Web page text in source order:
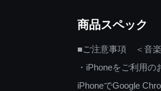
商品スペック
■ご注意事項 ＜音楽
・iPhoneをご利用の
iPhoneでGoogle